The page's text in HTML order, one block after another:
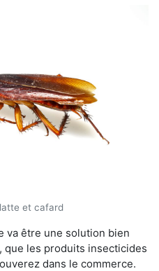
et cafard
va être une solution bien
que les produits insecticides
dans le commerce.